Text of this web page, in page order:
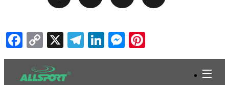
Facebook
Copy
Link
X Telegram
LinkedIn
Messenger